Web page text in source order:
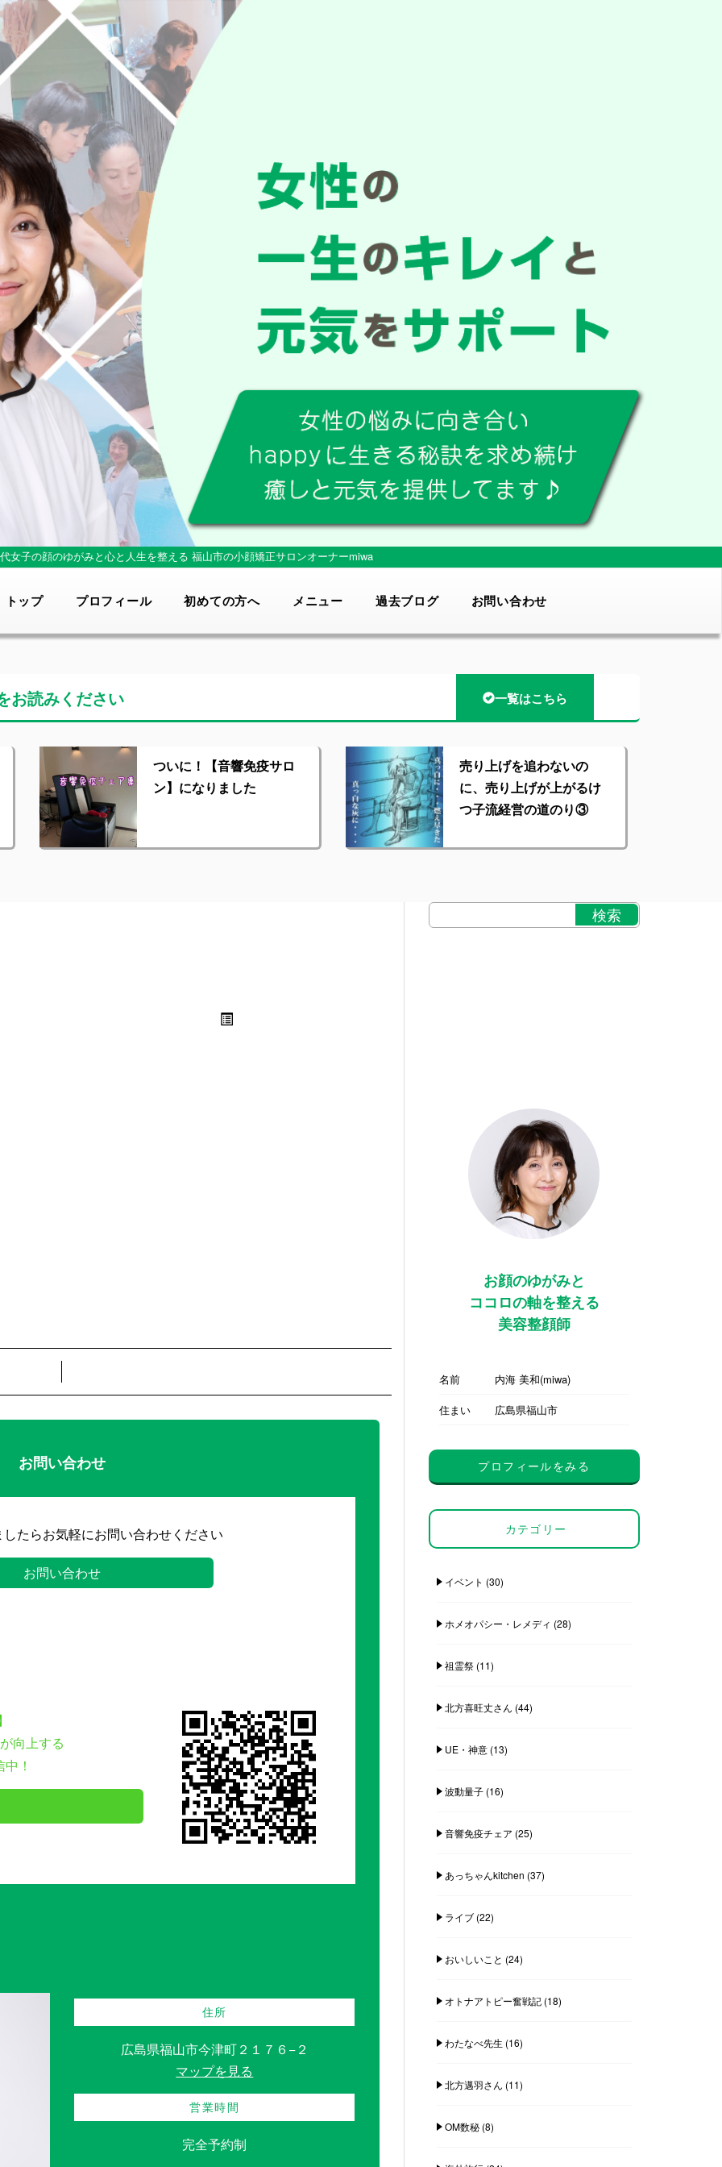
女子の顔のゆがみと心と人生を整える 福山市の小顔矯正サロンオーナーmiwa
トップ プロフィール 初めての方へ メニュー 過去ブログ お問い合わせ
お読みください 一覧はこちら
ついに！【音響免疫サロ
ン】になりました
売り上げを追わないの
に、売り上げが上がるけ
つ子流経営の道のり③
お問い合わせ
たらお気軽にお問い合わせください
お問い合わせ
向上する
！
住所
広島県福山市今津町２１７６−２
マップを見る
営業時間
完全予約制
お顔のゆがみと
ココロの軸を整える
美容整顔師
名前
内海 美和(miwa)
住まい
広島県福山市
プロフィールをみる
カテゴリー
イベント (30)
ホメオパシー・レメディ (28)
祖霊祭(11)
北方喜旺丈さん (44)
UE・神意(13)
波動量子(16)
音響免疫チェア (25)
あっちゃんkitchen (37)
ライブ(22)
おいしいこと (24)
オトナアトピー奮戦記(18)
わたなべ先生 (16)
北方邁羽さん (11)
OM数秘(8)